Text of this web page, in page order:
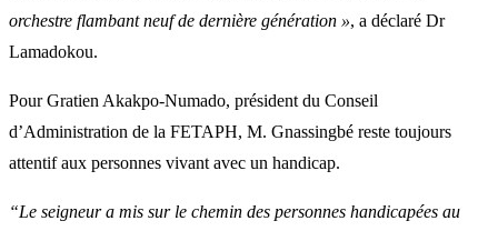
orchestre flambant neuf de dernière génération », a déclaré Dr
Lamadokou.
Pour Gratien Akakpo-Numado, président du Conseil
d’Administration de la FETAPH, M. Gnassingbé reste toujours
attentif aux personnes vivant avec un handicap.
“Le seigneur a mis sur le chemin des personnes handicapées au